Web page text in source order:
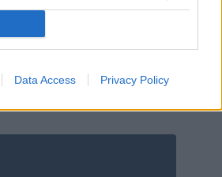
Data Access Privacy Policy